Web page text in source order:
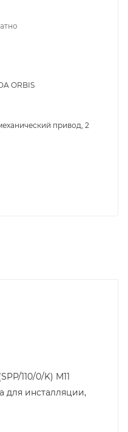
ORBIS
привод, 2
110/0/K) M11
для инсталляции,